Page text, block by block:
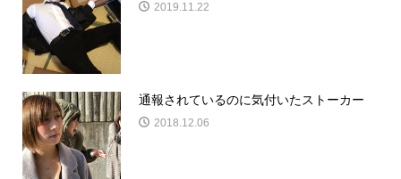
2019.11.22
通報されているのに気付いたストーカー
2018.12.06